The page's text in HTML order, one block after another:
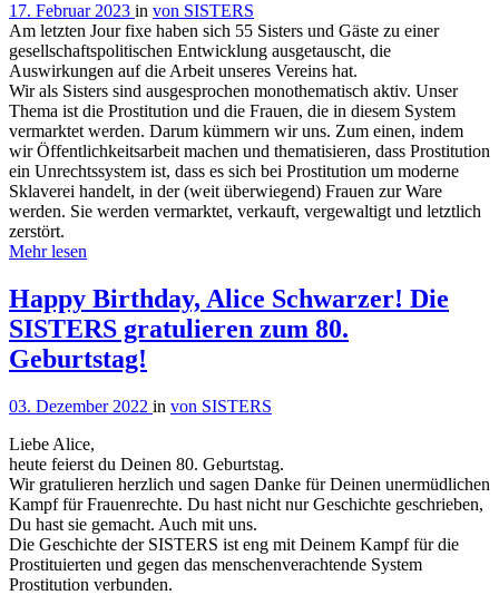
17. Februar 2023 in von SISTERS
Am letzten Jour fixe haben sich 55 Sisters und Gäste zu einer
gesellschaftspolitischen Entwicklung ausgetauscht, die
Auswirkungen auf die Arbeit unseres Vereins hat.
Wir als Sisters sind ausgesprochen monothematisch aktiv. Unser
Thema ist die Prostitution und die Frauen, die in diesem System
vermarktet werden. Darum kümmern wir uns. Zum einen, indem
wir Öffentlichkeitsarbeit machen und thematisieren, dass Prostitution
ein Unrechtssystem ist, dass es sich bei Prostitution um moderne
Sklaverei handelt, in der (weit überwiegend) Frauen zur Ware
werden. Sie werden vermarktet, verkauft, vergewaltigt und letztlich
zerstört.
Mehr lesen
Happy Birthday, Alice Schwarzer! Die
SISTERS gratulieren zum 80.
Geburtstag!
03. Dezember 2022 in von SISTERS
Liebe Alice,
heute feierst du Deinen 80. Geburtstag.
Wir gratulieren herzlich und sagen Danke für Deinen unermüdlichen
Kampf für Frauenrechte. Du hast nicht nur Geschichte geschrieben,
Du hast sie gemacht. Auch mit uns.
Die Geschichte der SISTERS ist eng mit Deinem Kampf für die
Prostituierten und gegen das menschenverachtende System
Prostitution verbunden.